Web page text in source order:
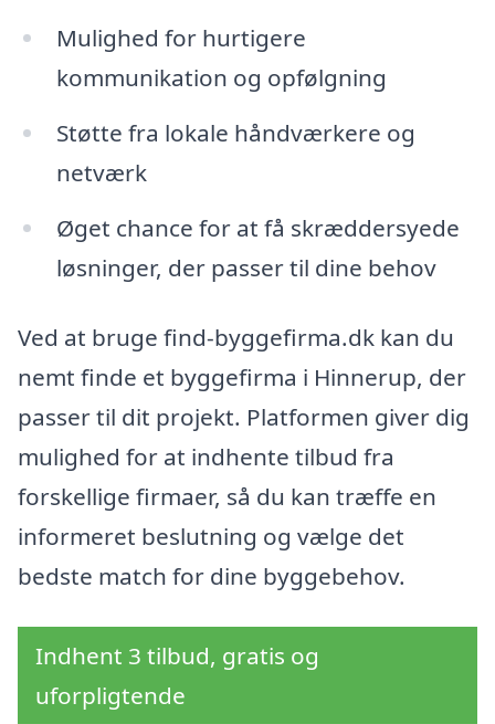
Mulighed for hurtigere
kommunikation og opfølgning
Støtte fra lokale håndværkere og
netværk
Øget chance for at få skræddersyede
løsninger, der passer til dine behov
Ved at bruge find-byggefirma.dk kan du
nemt finde et byggefirma i Hinnerup, der
passer til dit projekt. Platformen giver dig
mulighed for at indhente tilbud fra
forskellige firmaer, så du kan træffe en
informeret beslutning og vælge det
bedste match for dine byggebehov.
Indhent 3 tilbud, gratis og
uforpligtende